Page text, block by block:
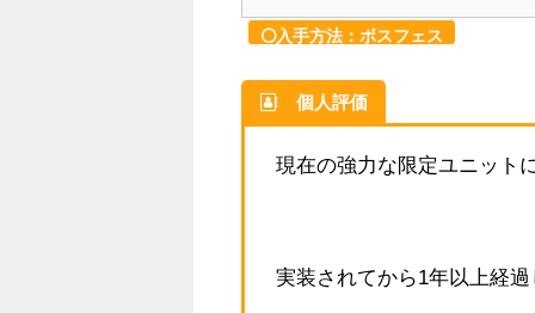
入手方法：ボスフェス
個人評価
現在の強力な限定ユニット
実装されてから1年以上経